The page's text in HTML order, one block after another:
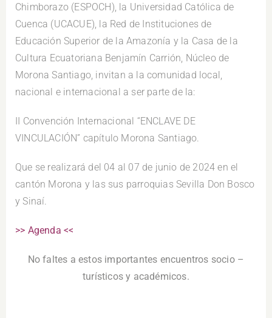
Chimborazo (ESPOCH), la Universidad Católica de
Cuenca (UCACUE), la Red de Instituciones de
Educación Superior de la Amazonía y la Casa de la
Cultura Ecuatoriana Benjamín Carrión, Núcleo de
Morona Santiago, invitan a la comunidad local,
nacional e internacional a ser parte de la:
II Convención Internacional “ENCLAVE DE
VINCULACIÓN” capítulo Morona Santiago.
Que se realizará del 04 al 07 de junio de 2024 en el
cantón Morona y las sus parroquias Sevilla Don Bosco
y Sinaí.
>> Agenda <<
No faltes a estos importantes encuentros socio –
turísticos y académicos.